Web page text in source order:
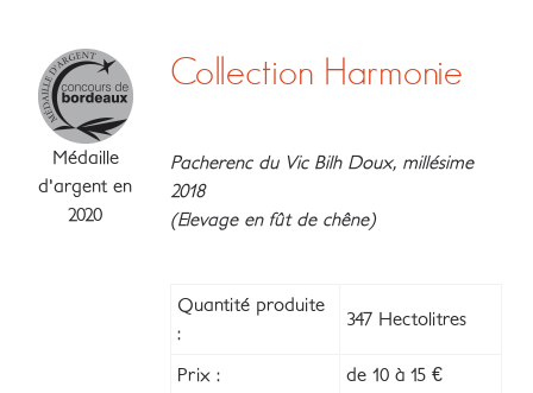
Médaille
d'argent en
2020
Collection Harmonie
Pacherenc du Vic Bilh Doux, millésime
2018
(Elevage en fût de chêne)
Quantité produite
:
347 Hectolitres
Prix : de 10 à 15 €